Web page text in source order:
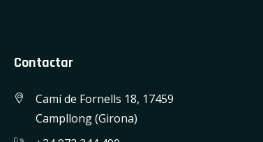
Contactar
Camí de Fornells 18, 17459
Campllong (Girona)